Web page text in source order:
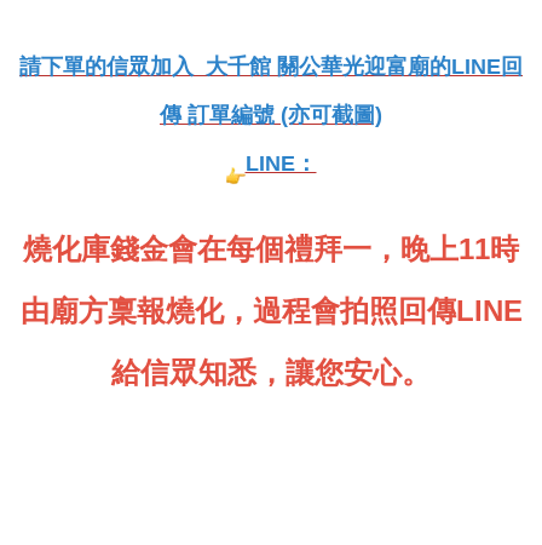
請下單的信眾加入 大千館 關公華光迎富廟的LINE回
傳 訂單編號 (亦可截圖)
LINE：
燒化庫錢金會在每個禮拜一，晚上11時
由廟方稟報燒化，過程會拍照回傳LINE
給信眾知悉，讓您安心。